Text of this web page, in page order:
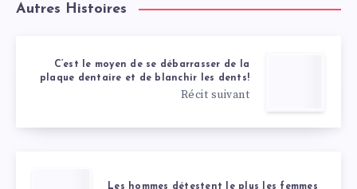
Autres Histoires
C’est le moyen de se débarrasser de la
plaque dentaire et de blanchir les dents!
Récit suivant
Les hommes détestent le plus les femmes